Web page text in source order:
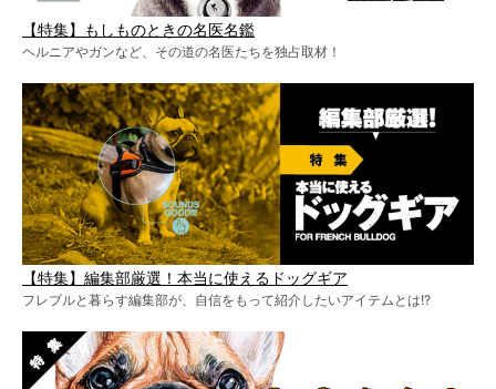
【特集】もしものときの名医名鑑
ヘルニアやガンなど、その道の名医たちを独占取材！
【特集】編集部厳選！本当に使えるドッグギア
フレブルと暮らす編集部が、自信をもって紹介したいアイテムとは!?